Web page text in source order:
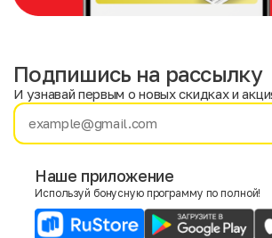
Имя
E-mail
Подпишись на рассылку
И узнавай первым о новых скидках и
Наше приложение
Используй бонусную программу по полной!